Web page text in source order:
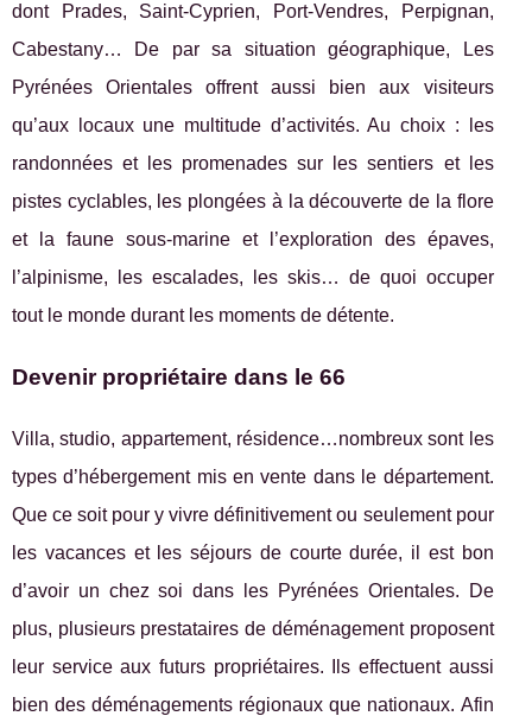
dont Prades, Saint-Cyprien, Port-Vendres, Perpignan,
Cabestany… De par sa situation géographique, Les
Pyrénées Orientales offrent aussi bien aux visiteurs
qu’aux locaux une multitude d’activités. Au choix : les
randonnées et les promenades sur les sentiers et les
pistes cyclables, les plongées à la découverte de la flore
et la faune sous-marine et l’exploration des épaves,
l’alpinisme, les escalades, les skis… de quoi occuper
tout le monde durant les moments de détente.
Devenir propriétaire dans le 66
Villa, studio, appartement, résidence…nombreux sont les
types d’hébergement mis en vente dans le département.
Que ce soit pour y vivre définitivement ou seulement pour
les vacances et les séjours de courte durée, il est bon
d’avoir un chez soi dans les Pyrénées Orientales. De
plus, plusieurs prestataires de déménagement proposent
leur service aux futurs propriétaires. Ils effectuent aussi
bien des déménagements régionaux que nationaux. Afin